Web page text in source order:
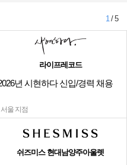
1/ 5
라이프레코드
년 시현하다 신입/경력 채용
서울 지점
쉬즈미스 현대남양주아울렛